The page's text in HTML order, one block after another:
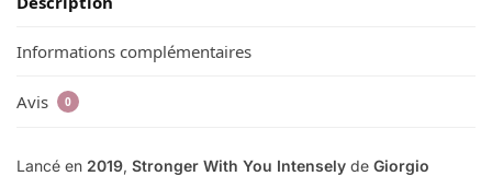
Informations complémentaires
Avis 0
Lancé en 2019, Stronger With You Intensely de Giorgio